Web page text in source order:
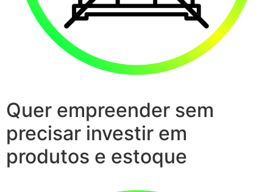
Quer empreender sem
precisar investir em
produtos e estoque